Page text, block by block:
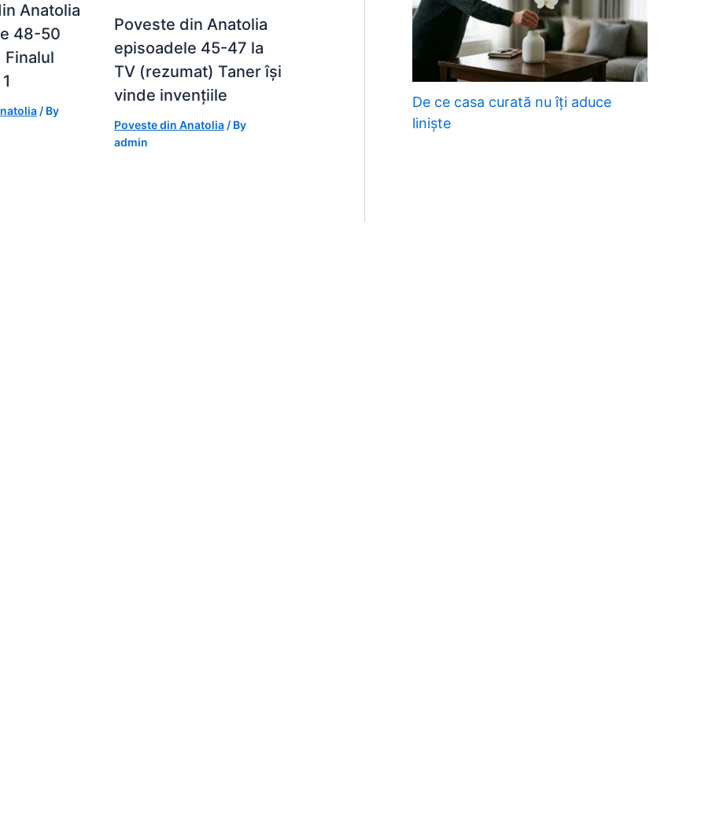
Anatolia
48-50
Finalul
/ By
Poveste din Anatolia
episoadele 45-47 la
TV (rezumat) Taner își
vinde invențiile
Poveste din Anatolia / By
admin
De ce casa curată nu îți aduce
liniște